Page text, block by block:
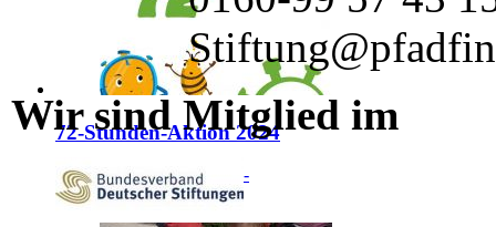
72-Stunden-Aktion 2024
Weiterlesen …72-Stunden-
Aktion 2024
Wir sind Mitglied im